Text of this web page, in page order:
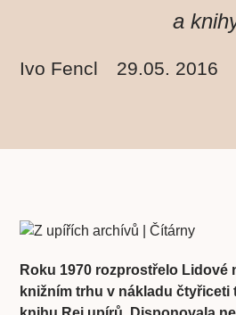
a
Ivo Fencl 29.05. 2016
Roku 1970 rozprostřelo Lidové
knižním trhu v nákladu